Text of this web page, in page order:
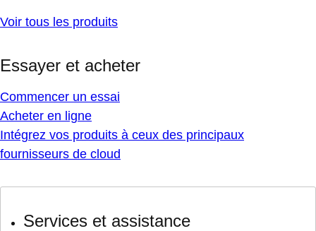
Voir tous les produits
Essayer et acheter
Commencer un essai
Acheter en ligne
Intégrez vos produits à ceux des principaux
fournisseurs de cloud
Services et assistance